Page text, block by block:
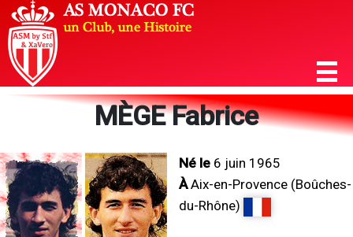
MÈGE Fabrice
Né le 6 juin 1965
ÀAix-en-Provence (Boûches-
du-Rhône)